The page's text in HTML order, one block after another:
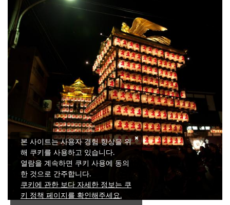
본 사이트는 사용자 경험 향상을 위
해 쿠키를 사용하고 있습니다.
열람을 계속하면 쿠키 사용에 동의
한 것으로 간주합니다.
쿠키에 관한 보다 자세한 정보는 쿠
키 정책 페이지를 확인해주세요.